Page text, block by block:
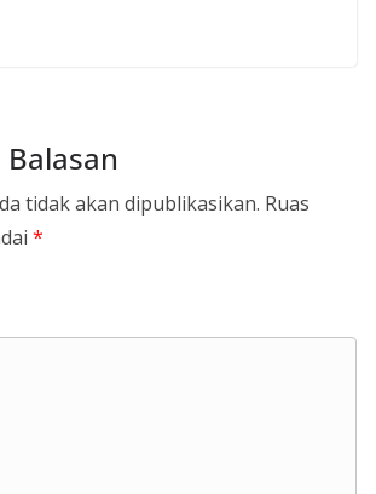
tidak akan dipublikasikan. Ruas
*